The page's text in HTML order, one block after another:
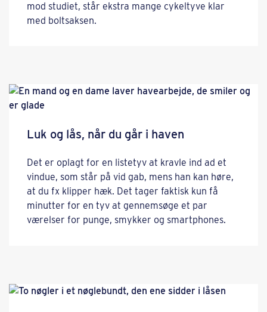
mod studiet, står ekstra mange cykeltyve klar
med boltsaksen.
Luk og lås, når du går i haven
Det er oplagt for en listetyv at kravle ind ad et
vindue, som står på vid gab, mens han kan høre,
at du fx klipper hæk. Det tager faktisk kun få
minutter for en tyv at gennemsøge et par
værelser for punge, smykker og smartphones.